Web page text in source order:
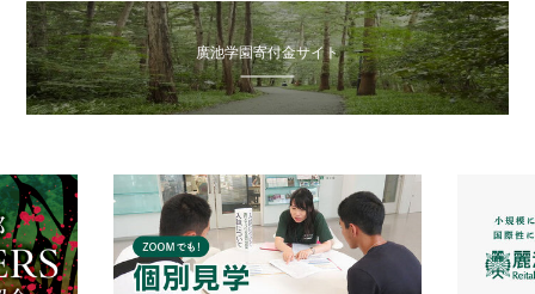
廣池学園寄付金サイト